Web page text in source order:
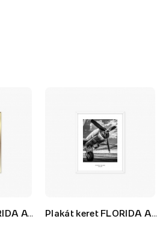
Plakát keret FLORIDA AU, arany, 21x30 cm Plakát keret FLORIDA AF, fehér, 40x50 cm